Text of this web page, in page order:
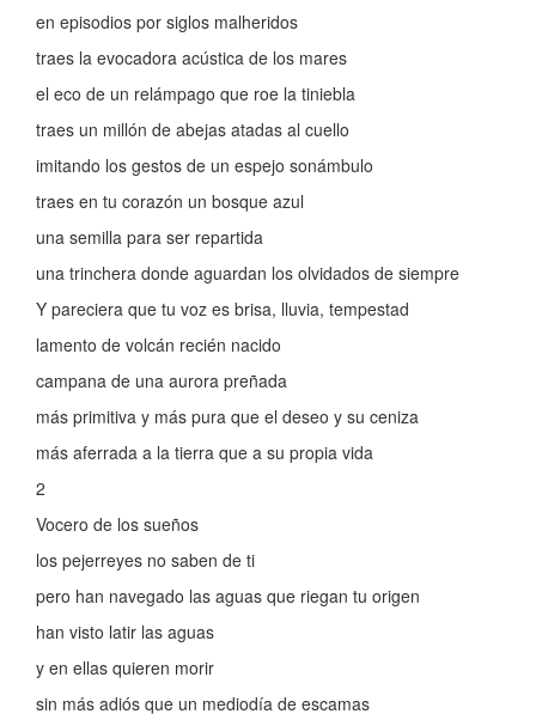
en episodios por siglos malheridos
traes la evocadora acústica de los mares
el eco de un relámpago que roe la tiniebla
traes un millón de abejas atadas al cuello
imitando los gestos de un espejo sonámbulo
traes en tu corazón un bosque azul
una semilla para ser repartida
una trinchera donde aguardan los olvidados de siempre
Y pareciera que tu voz es brisa, lluvia, tempestad
lamento de volcán recién nacido
campana de una aurora preñada
más primitiva y más pura que el deseo y su ceniza
más aferrada a la tierra que a su propia vida
2
Vocero de los sueños
los pejerreyes no saben de ti
pero han navegado las aguas que riegan tu origen
han visto latir las aguas
y en ellas quieren morir
sin más adiós que un mediodía de escamas